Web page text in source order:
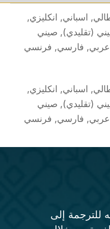
اسباني, انكليزي,
(تقليدي), صيني
فارسي, فرنسي
اسباني, انكليزي,
(تقليدي), صيني
فارسي, فرنسي
إلى